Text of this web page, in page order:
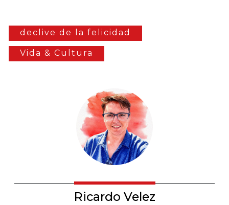
declive de la felicidad
Vida & Cultura
Ricardo Velez